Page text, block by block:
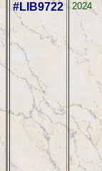
#LIB9722 2024